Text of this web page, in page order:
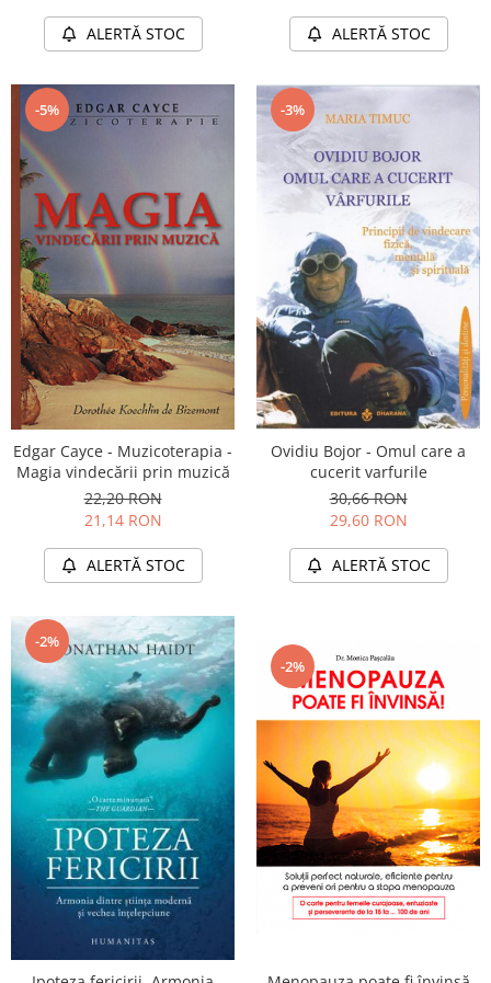
ALERTĂ STOC ALERTĂ STOC
-5%
Edgar Cayce - Muzicoterapia -
Magia vindecării prin muzică
22,20 RON
21,14 RON
ALERTĂ STOC
-3%
Ovidiu Bojor - Omul care a
cucerit varfurile
30,66 RON
29,60 RON
ALERTĂ STOC
-2%
-2%